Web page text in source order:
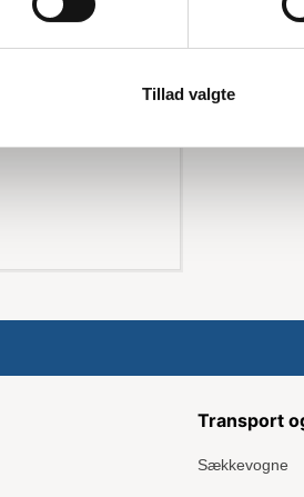
Tillad valgte
praktisk. Den
top sikrer,
Transport
Sækkevogne